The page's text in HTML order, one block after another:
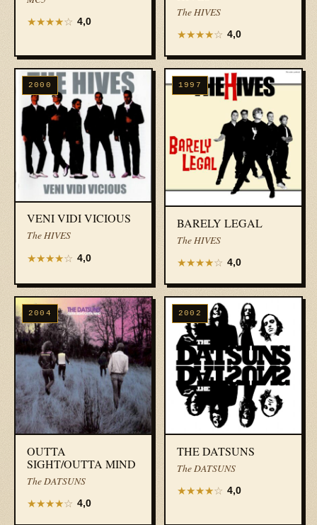
★★★★☆ 4,0
The HIVES
★★★★☆ 4,0
2000
VENI VIDI VICIOUS
The HIVES
★★★★☆ 4,0
1997
BARELY LEGAL
The HIVES
★★★★☆ 4,0
2004
OUTTA
SIGHT/OUTTA MIND
The DATSUNS
★★★★☆ 4,0
2002
THE DATSUNS
The DATSUNS
★★★★☆ 4,0